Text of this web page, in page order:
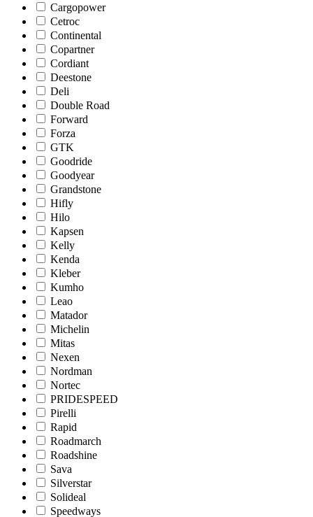
Cargopower
Cetroc
Continental
Copartner
Cordiant
Deestone
Deli
Double Road
Forward
Forza
GTK
Goodride
Goodyear
Grandstone
Hifly
Hilo
Kapsen
Kelly
Kenda
Kleber
Kumho
Leao
Matador
Michelin
Mitas
Nexen
Nordman
Nortec
PRIDESPEED
Pirelli
Rapid
Roadmarch
Roadshine
Sava
Silverstar
Solideal
Speedways